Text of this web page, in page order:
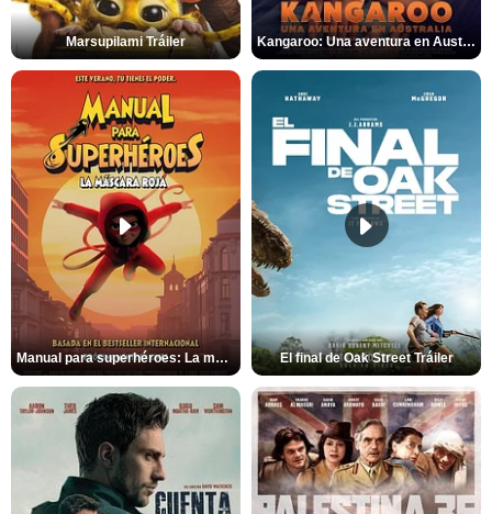
Marsupilami Tráiler Kangaroo: Una aventura en Australia Tráiler
Manual para superhéroes: La máscara roja Tráiler El final de Oak Street Tráiler